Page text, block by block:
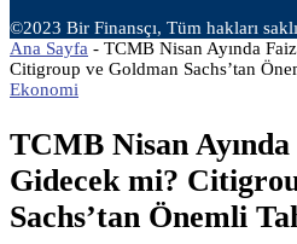
©2023 Bir Finansçı, Tüm hakları
Ana Sayfa - TCMB Nisan Ayında
Citigroup ve Goldman Sachs’tan
Ekonomi
TCMB Nisan Ayında
Gidecek mi?
Sachs’tan Önemli